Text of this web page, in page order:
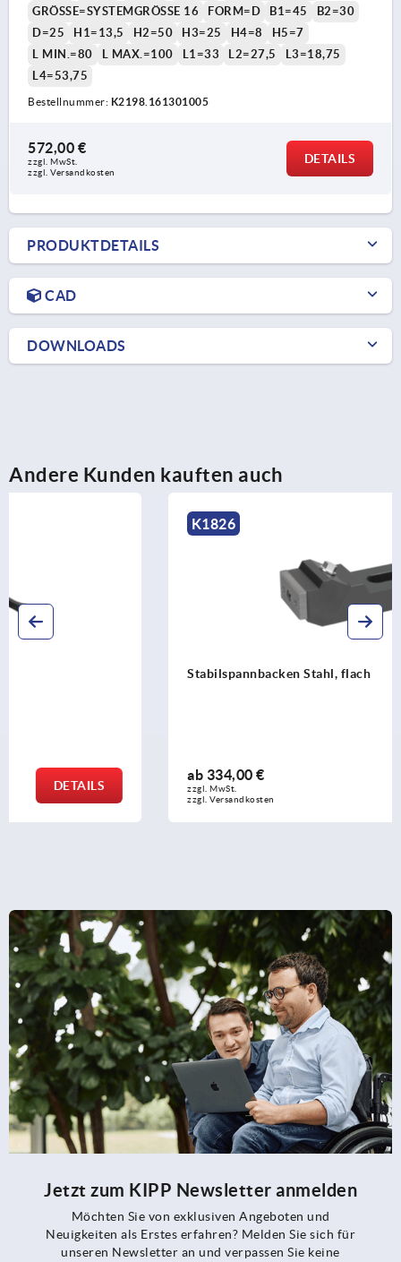
GRÖSSE=SYSTEMGRÖSSE 16 FORM=D B1=45
B2=30
D=25
H1=13,5 H2=50 H3=25 H4=8
H5=7
L MIN.=80
L MAX.=100 L1=33 L2=27,5
L3=18,75
L4=53,75
Bestellnummer: K2198.161301005
572,00 €
zzgl. MwSt.
zzgl. Versandkosten
DETAILS
PRODUKTDETAILS
CAD
DOWNLOADS
Andere Kunden kauften auch
Stabilspannbacken Stahl, flach
ab
zzgl. MwSt.
zzgl. Versandkosten
Jetzt zum KIPP Newsletter anmelden
Möchten Sie von exklusiven Angeboten und
Neuigkeiten als Erstes erfahren? Melden Sie sich für
unseren Newsletter an und verpassen Sie keine